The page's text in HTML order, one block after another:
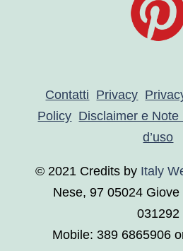
Contatti Privacy
Policy Disclaimer e Note
d’uso
© 2021 Credits by Italy
Nese, 97 05024 Giove
031292
Mobile: 389 6865906